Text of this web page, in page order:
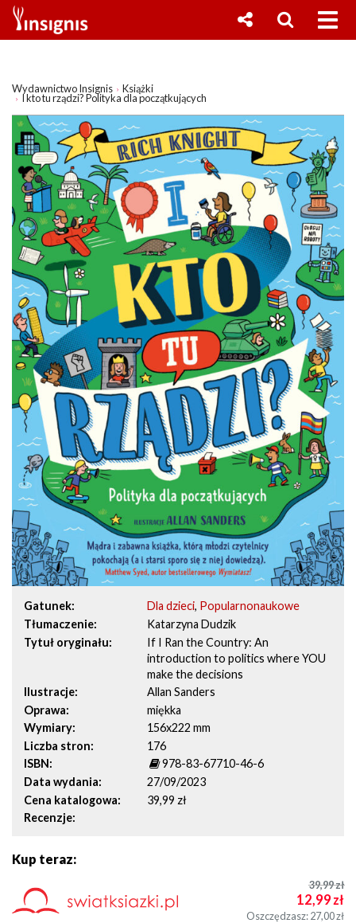
Wydawnictwo Insignis Książki
I kto tu rządzi? Polityka dla początkujących
Gatunek Dla dzieci, Popularnonaukowe
Tłumaczenie
Katarzyna Dudzik
Tytuł oryginału
If I Ran the Country: An
introduction to politics where YOU
make the decisions
Ilustracje
Allan Sanders
Oprawa
miękka
Wymiary
156x222 mm
Liczba stron
176
ISBN
978-83-67710-46-6
Data wydania
27/09/2023
Cena katalogowa
39,99 zł
Recenzje
Kup teraz:
39,99zł
12,99zł
Oszczędzasz: 27,00zł